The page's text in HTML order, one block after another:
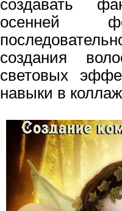
создавать
осенней
создания
световых
навыки в